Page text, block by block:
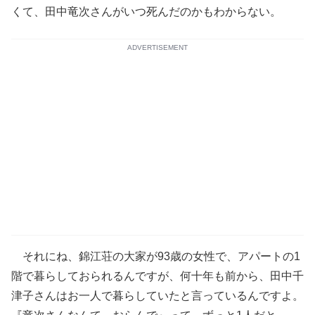
くて、田中竜次さんがいつ死んだのかもわからない。
ADVERTISEMENT
それにね、錦江荘の大家が93歳の女性で、アパートの1
階で暮らしておられるんですが、何十年も前から、田中千
津子さんはお一人で暮らしていたと言っているんですよ。